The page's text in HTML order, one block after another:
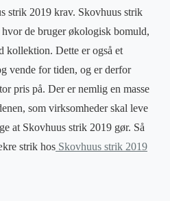
strik 2019 krav. Skovhuus strik
de bruger økologisk bomuld,
kollektion. Dette er også et
vende for tiden, og er derfor
pris på. Der er nemlig en masse
som virksomheder skal leve
at Skovhuus strik 2019 gør. Så
strik hos Skovhuus strik 2019